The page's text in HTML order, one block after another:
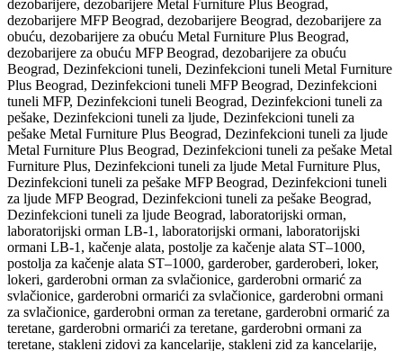
dezobarijere, dezobarijere Metal Furniture Plus Beograd,
dezobarijere MFP Beograd, dezobarijere Beograd, dezobarijere za
obuću, dezobarijere za obuću Metal Furniture Plus Beograd,
dezobarijere za obuću MFP Beograd, dezobarijere za obuću
Beograd, Dezinfekcioni tuneli, Dezinfekcioni tuneli Metal Furniture
Plus Beograd, Dezinfekcioni tuneli MFP Beograd, Dezinfekcioni
tuneli MFP, Dezinfekcioni tuneli Beograd, Dezinfekcioni tuneli za
pešake, Dezinfekcioni tuneli za ljude, Dezinfekcioni tuneli za
pešake Metal Furniture Plus Beograd, Dezinfekcioni tuneli za ljude
Metal Furniture Plus Beograd, Dezinfekcioni tuneli za pešake Metal
Furniture Plus, Dezinfekcioni tuneli za ljude Metal Furniture Plus,
Dezinfekcioni tuneli za pešake MFP Beograd, Dezinfekcioni tuneli
za ljude MFP Beograd, Dezinfekcioni tuneli za pešake Beograd,
Dezinfekcioni tuneli za ljude Beograd, laboratorijski orman,
laboratorijski orman LB-1, laboratorijski ormani, laboratorijski
ormani LB-1, kačenje alata, postolje za kačenje alata ST–1000,
postolja za kačenje alata ST–1000, garderober, garderoberi, loker,
lokeri, garderobni orman za svlačionice, garderobni ormarić za
svlačionice, garderobni ormarići za svlačionice, garderobni ormani
za svlačionice, garderobni orman za teretane, garderobni ormarić za
teretane, garderobni ormarići za teretane, garderobni ormani za
teretane, stakleni zidovi za kancelarije, stakleni zid za kancelarije,